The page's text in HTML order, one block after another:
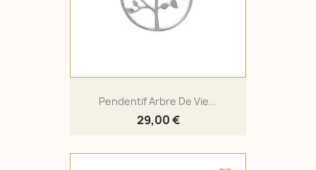
Pendentif Arbre De Vie...
29,00 €